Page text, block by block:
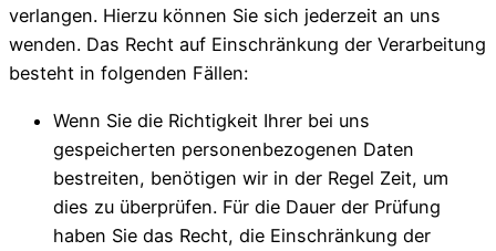
verlangen. Hierzu können Sie sich jederzeit an uns
wenden. Das Recht auf Einschränkung der Verarbeitung
besteht in folgenden Fällen:
Wenn Sie die Richtigkeit Ihrer bei uns
gespeicherten personenbezogenen Daten
bestreiten, benötigen wir in der Regel Zeit, um
dies zu überprüfen. Für die Dauer der Prüfung
haben Sie das Recht, die Einschränkung der